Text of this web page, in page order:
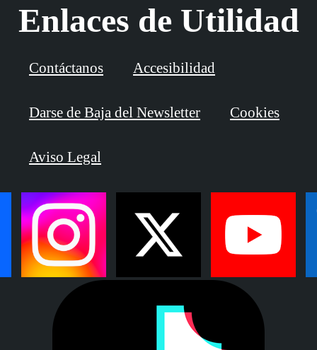
Enlaces de Utilidad
Contáctanos Accesibilidad
Darse de Baja del Newsletter Cookies
Aviso Legal